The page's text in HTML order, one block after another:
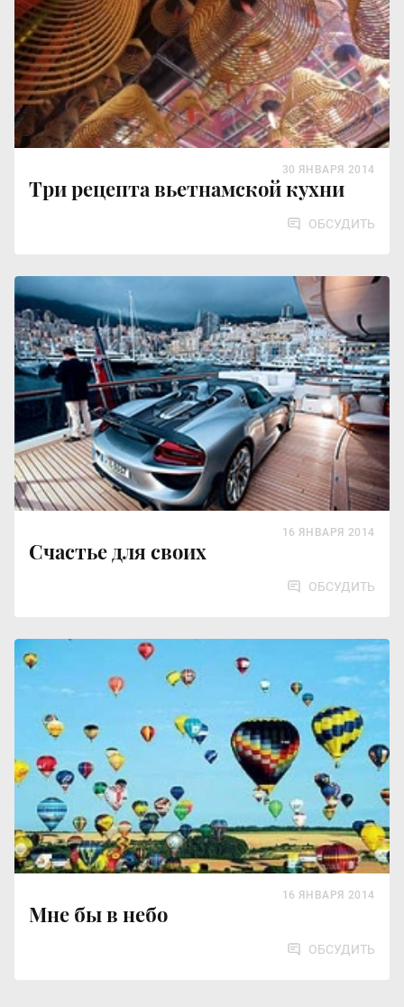
Три рецепта вьетнамской кухни
30 ЯНВАРЯ 2014
ОБСУДИТЬ
Счастье для своих
16 ЯНВАРЯ 2014
ОБСУДИТЬ
Мне бы в небо
16 ЯНВАРЯ 2014
ОБСУДИТЬ